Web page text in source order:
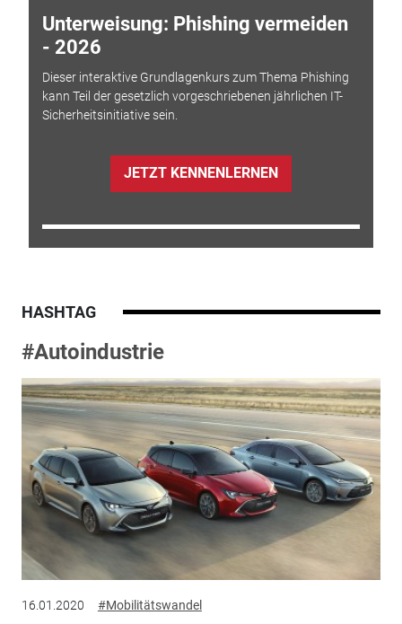
Unterweisung: Phishing vermeiden
- 2026
Dieser interaktive Grundlagenkurs zum Thema Phishing
kann Teil der gesetzlich vorgeschriebenen jährlichen IT-
Sicherheitsinitiative sein.
JETZT KENNENLERNEN
HASHTAG
#Autoindustrie
16.01.2020 #Mobilitätswandel